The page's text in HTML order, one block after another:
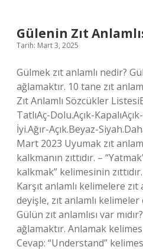
Gülenin Zıt
Tarih: Mart 3, 2025
Gülmek zıt anlamlı nedir?
ağlamaktır. 10 tane zıt
Zıt Anlamlı Sözcükler
TatlıAç-Dolu.Açık-
İyi.Ağır-Açık.Beyaz-
Mart 2023 Uyumak zıt
kalkmanın zıttıdır. –
kalkmak” kelimesinin
Karşıt anlamlı kelimelere
deyişle, zıt anlamlı
Gülün zıt anlamlısı var
ağlamaktır. Anlamak
Cevap: “Understand”